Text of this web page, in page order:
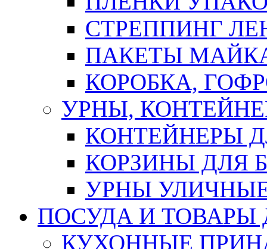
СТРЕППИНГ
ПАКЕТЫ
КОРОБКА,
УРНЫ,
КОНТЕЙНЕРЫ
КОРЗИНЫ ДЛЯ
УРНЫ
ПОСУДА И ТОВАРЫ
КУХОННЫЕ